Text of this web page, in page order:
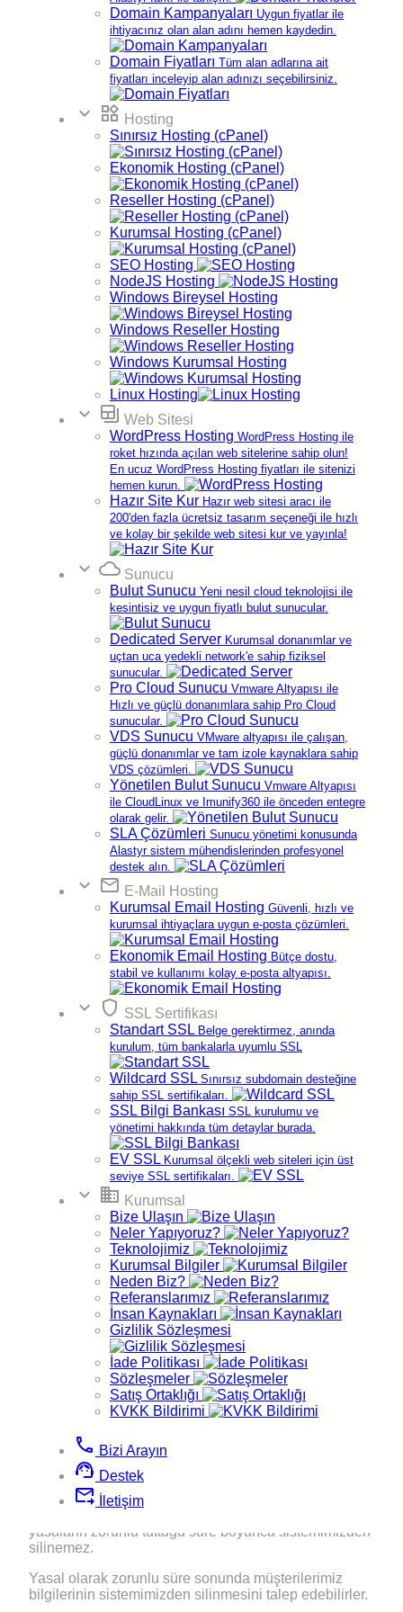
Domain Kampanyaları Uygun fiyatlar ile
ihtiyacınız olan alan adını hemen kaydedin.
Domain Fiyatları Tüm alan adlarına ait
fiyatları inceleyip alan adınızı seçebilirsiniz.
expand_more widgets Hosting
Sınırsız Hosting (cPanel)
Ekonomik Hosting (cPanel)
Reseller Hosting (cPanel)
Kurumsal Hosting (cPanel)
SEO Hosting
NodeJS Hosting
Windows Bireysel Hosting
Windows Reseller Hosting
Windows Kurumsal Hosting
Linux Hosting
expand_more backup_table Web Sitesi
WordPress Hosting WordPress Hosting ile
roket hızında açılan web sitelerine sahip olun!
En ucuz WordPress Hosting fiyatları ile sitenizi
hemen kurun.
Hazır Site Kur Hazır web sitesi aracı ile
200'den fazla ücretsiz tasarım seçeneği ile hızlı
ve kolay bir şekilde web sitesi kur ve yayınla!
expand_more cloud Sunucu
Bulut Sunucu Yeni nesil cloud teknolojisi ile
kesintisiz ve uygun fiyatlı bulut sunucular.
Dedicated Server Kurumsal donanımlar ve
uçtan uca yedekli network'e sahip fiziksel
sunucular.
Pro Cloud Sunucu Vmware Altyapısı ile
Hızlı ve güçlü donanımlara sahip Pro Cloud
sunucular.
VDS Sunucu VMware altyapısı ile çalışan,
güçlü donanımlar ve tam izole kaynaklara sahip
VDS çözümleri.
Yönetilen Bulut Sunucu Vmware Altyapısı
ile CloudLinux ve Imunify360 ile önceden entegre
olarak gelir.
SLA Çözümleri Sunucu yönetimi konusunda
Alastyr sistem mühendislerinden profesyonel
destek alın.
expand_more email E-Mail Hosting
Kurumsal Email Hosting Güvenli, hızlı ve
kurumsal ihtiyaçlara uygun e-posta çözümleri.
Ekonomik Email Hosting Bütçe dostu,
stabil ve kullanımı kolay e-posta altyapısı.
expand_more shield SSL Sertifikası
Standart SSL Belge gerektirmez, anında
kurulum, tüm bankalarla uyumlu SSL
Wildcard SSL Sınırsız subdomain desteğine
sahip SSL sertifikaları.
SSL Bilgi Bankası SSL kurulumu ve
yönetimi hakkında tüm detaylar burada.
EV SSL Kurumsal ölçekli web siteleri için üst
seviye SSL sertifikaları.
expand_more domain Kurumsal
Bize Ulaşın
Neler Yapıyoruz?
Teknolojimiz
Kurumsal Bilgiler
Neden Biz?
Referanslarımız
İnsan Kaynakları
Gizlilik Sözleşmesi
İade Politikası
Sözleşmeler
Satış Ortaklığı
KVKK Bildirimi
phone Bizi Arayın
support_agent Destek
forward_to_inbox İletişim
İade Politikası
Satış Ortaklığı
Aydınlatma ve Rıza Metni
Bilgi Güvenliği ve Kalite Politikası
GizlilikSözleşmesi
Bu gizlilik ilkeleri Alastyr tarafından, alastyr.com'un
gizlilik konusundaki sorumluluklarının tespiti için
hazırlanmıştır. Aşağıdaki maddeler alastyr.com web
sitesi üzerindeki bilgi toplama ve dağıtımı işlemlerinin
kurallarını içermektedir.
IP adresinizi sunucularımızdaki sorunların giderilmesi
ve internet sitemizi yönetmek için kullanacağız. IP
adresiniz, sizi ve alışveriş sepetinizi tanımak ve açık
demografik bilgilerinizin toplanması için
kullanılacaktır.
Sitemizin müşteri veri tabanına kayıt formunda
kullanıcılarımız, iletişim bilgileri (isim, adres, telefon, e-
posta adresi vb) gibi istenilen tüm bilgiler belirtmelidir.
Bu formda aldığımız iletişim bilgilerini
kullanıcılarımızın işlemleri için alan adı bilgilerinde,
acil durumlarda ve faturanızın teslimatında
kullanmaktayız. Kullanıcılarımız isteklerine bağlı
olarak sistemimizden kayıtlarını sildirebilirler. Alınan
finansal bilgiler satın alınan ürün ve hizmetlerin
bedelinin tahsil edilmesinde ve diğer gerek duyulan
durumlarda kullanılacaktır. Kişiye özel bilgiler
kullanıcılarımızın sisteme girişlerinde ve diğer
gerektiği durumlarda kişinin kimliğinin
doğrulanmasında kullanılacaktır. İstatistiki bilgiler ve
profil bilgileri ayrıca sitemizin içinde de
toplanmaktadır. Bu bilgileri istenilen tüm durumlarda
kullanılabilir. Bu bilgiler ziyaretçi hareketlerinin
izlenmesi, kişiye özel içerik sağlanması durumlarında
kullanılacaktır.
Sitemiz içerisinde başka sitelere de bağlantılar
bulunmaktadır. www.alastyr.com adlı web sitemiz
diğer sitelerin gizlilik politikaları ve içeriklerinden
sorumlu değildir.
Sitemizde bilgi kaybını, bilginin izin verilmeyen
kullanımını ve izinsiz değiştirilmesini engellemek için
firmamızca uygulanan güvenlik önlemleri
bulunmaktadır. Bu güvenlik önlemleri şunlardır;
SSL Güvenlik Sertifikası ile kredi kartı tahsilatı
sayesinde Secure Socket Layer ile şifreli olarak
kredi kartı bilginiz bankamıza iletilir.
Kredi kartı numaranız kesinlikle kaydedilmez.
Sadece işlem yaptığınız anda kullanılan kart
numaranızı biz de bilmeyiz. Sadece siz ve
bankamız arasında olan bu işlem bizim sitemiz
üzerinden olsa da işlem sırasında kredi kartınız
sizin ile bankamız arasında bir sırdır.
Çerezler ve Üçüncü Taraf Hizmetleri
Sitemizde deneyiminizi iyileştirmek, trafiği analiz
etmek ve güvenliği sağlamak için çerezler
kullanılmaktadır. İzin vermeniz hâlinde, çerezler
aracılığıyla toplanan bazı veriler sunucuları yurt
dışında bulunan üçüncü taraf hizmet sağlayıcılarla
(Google Analytics, Google Tag Manager, Google
reCAPTCHA, Google Maps ve Meta/Facebook Pixel)
paylaşılabilir. Çerez tercihlerinizi sitedeki “Çerez
Ayarları” panelinden yönetebilir, ayrıntılar için Çerez
Politikamızı inceleyebilirsiniz. Kişisel verilerinizin
işlenmesine dair detay içinKVKK Aydınlatma
bakabilirsiniz.
Düzeltme ve Yenileme
Kullanıcılarımız tüm bilgilerini dilediğinde güncelleme
hakkına sahiptir.
Alastyr bu bilgilerin doğruluğunu sağlamak için gerekli
Bilgilerin Silinmesi
Hizmet alan müşterilerimizin bilgileri, hizmetlerini
yasaların zorunlu tuttuğu süre boyunca sistemimizden
silinemez.
Yasal olarak zorunlu süre sonunda müşterilerimiz
bilgilerinin sistemimizden silinmesini talep edebilirler.